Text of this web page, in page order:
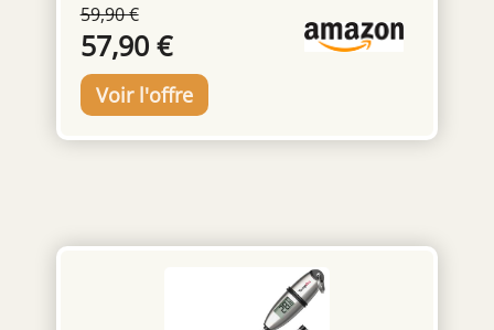
avec ou sans bain-marie ; un repère se
trouve sur la terrine pour mettre la quantité
d’eau idéale dans votre bain-marie. Une
presse est inclue, sufﬁsamment lourde pour
ne pas avoir à utiliser un poids
supplémentaire et dotée d’un bouton pour
conduit la chaleur pour une cuisson délicate
et à cœur de votre foie gras, avec ou sans
59,90 €
57,90 €